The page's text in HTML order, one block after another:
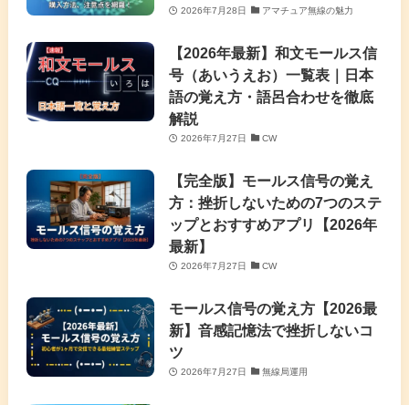
2026年7月28日 アマチュア無線の魅力
【2026年最新】和文モールス信
号（あいうえお）一覧表｜日本
語の覚え方・語呂合わせを徹底
解説
2026年7月27日 CW
【完全版】モールス信号の覚え
方：挫折しないための7つのステ
ップとおすすめアプリ【2026年
最新】
2026年7月27日 CW
モールス信号の覚え方【2026最
新】音感記憶法で挫折しないコ
ツ
2026年7月27日 無線局運用